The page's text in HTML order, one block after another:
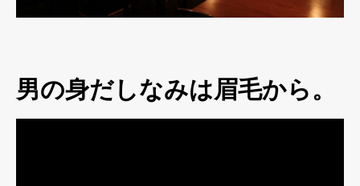
男の身だしなみは眉毛から。